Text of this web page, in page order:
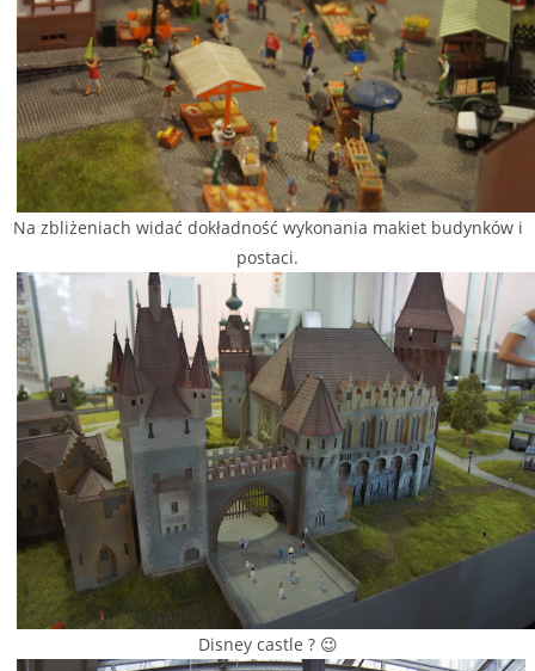
Na zbliżeniach widać dokładność wykonania makiet budynków i
postaci.
Disney castle ? 😉